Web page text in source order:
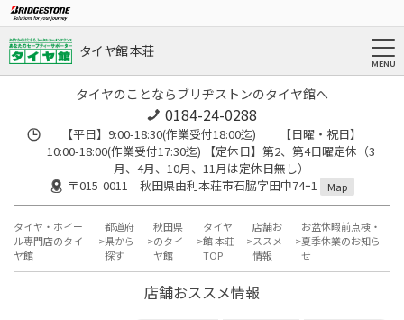
タイヤ館 本荘
タイヤのことならブリヂストンのタイヤ館へ
0184-24-0288
【平日】9:00-18:30(作業受付18:00迄) 【日曜・祝日】
10:00-18:00(作業受付17:30迄) 【定休日】第2、第4日曜定休（3
月、4月、10月、11月は定休日無し）
〒015-0011 秋田県由利本荘市石脇字田中74ｰ1
Map
タイヤ・ホイー
ル専門店のタイ
ヤ館
都道府
県から
探す
秋田県
のタイ
ヤ館
タイヤ
館 本荘
TOP
店舗お
ススメ
情報
お盆休暇前点検・
夏季休業のお知ら
せ
店舗おススメ情報